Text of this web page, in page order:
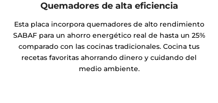
Quemadores de alta eficiencia
Esta placa incorpora quemadores de alto rendimiento
SABAF para un ahorro energético real de hasta un 25%
comparado con las cocinas tradicionales. Cocina tus
recetas favoritas ahorrando dinero y cuidando del
medio ambiente.